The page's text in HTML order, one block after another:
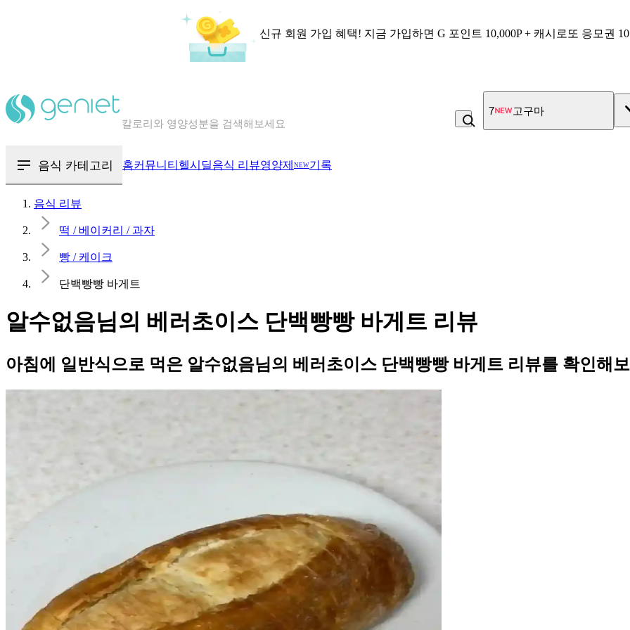
신규 회원 가입 혜택! 지금 가입하면 G 포인트 10,000P + 캐시로또 응모권
혈당 · 다이어트 음식 검색해보세요
7 고구마
음식 카테고리 홈커뮤니티 헬시딜음식 리뷰영양제 NEW기록
음식 리뷰
떡 / 베이커리 / 과자
빵 / 케이크
단백빵빵 바게트
알수없음님의 베러초이스 단백빵빵 바게트 리뷰
아침에 일반식으로 먹은 알수없음님의 베러초이스 단백빵빵 바게트 리뷰를 확인해